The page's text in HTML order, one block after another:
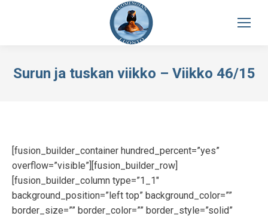
Surun ja tuskan viikko – Viikko 46/15
[fusion_builder_container hundred_percent=”yes”
overflow=”visible”][fusion_builder_row]
[fusion_builder_column type=”1_1″
background_position=”left top” background_color=””
border_size=”” border_color=”” border_style=”solid”